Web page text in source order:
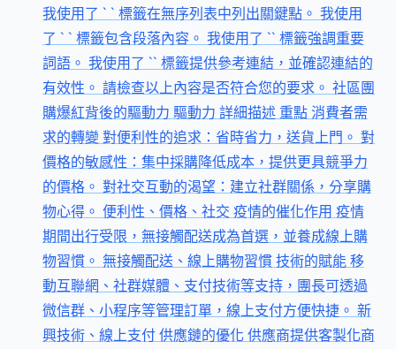
我使用了 ` ` 標籤在無序列表中列出關鍵點。 我使用
了 ` ` 標籤包含段落內容。 我使用了 `` 標籤強調重要
詞語。 我使用了 `` 標籤提供參考連結，並確認連結的
有效性。 請檢查以上內容是否符合您的要求。 社區團
購爆紅背後的驅動力 驅動力 詳細描述 重點 消費者需
求的轉變 對便利性的追求：省時省力，送貨上門。 對
價格的敏感性：集中採購降低成本，提供更具競爭力
的價格。 對社交互動的渴望：建立社群關係，分享購
物心得。 便利性、價格、社交 疫情的催化作用 疫情
期間出行受限，無接觸配送成為首選，並養成線上購
物習慣。 無接觸配送、線上購物習慣 技術的賦能 移
動互聯網、社群媒體、支付技術等支持，團長可透過
微信群、小程序等管理訂單，線上支付方便快捷。 新
興技術、線上支付 供應鏈的優化 供應商提供客製化商